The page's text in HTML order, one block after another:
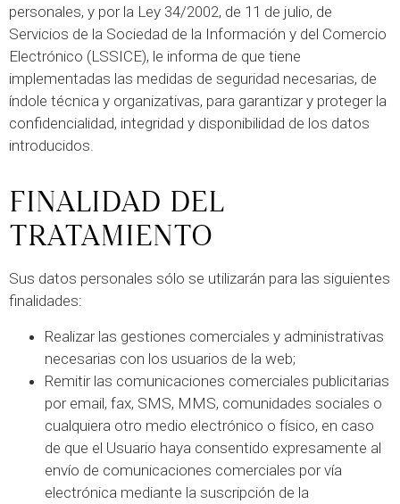
personales, y por la Ley 34/2002, de 11 de julio, de
Servicios de la Sociedad de la Información y del Comercio
Electrónico (LSSICE), le informa de que tiene
implementadas las medidas de seguridad necesarias, de
índole técnica y organizativas, para garantizar y proteger la
confidencialidad, integridad y disponibilidad de los datos
introducidos.
FINALIDAD DEL
TRATAMIENTO
Sus datos personales sólo se utilizarán para las siguientes
finalidades:
Realizar las gestiones comerciales y administrativas
necesarias con los usuarios de la web;
Remitir las comunicaciones comerciales publicitarias
por email, fax, SMS, MMS, comunidades sociales o
cualquiera otro medio electrónico o físico, en caso
de que el Usuario haya consentido expresamente al
envío de comunicaciones comerciales por vía
electrónica mediante la suscripción de la